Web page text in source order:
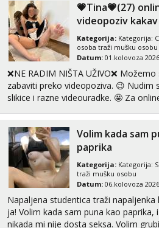
Vanesa
Čekam tvoj poziv!
Tel: 064/677-677 - Kod: #74
tel:0,93€ - mob:1,12€ min
Žana
Razgovaram :)
Tel:064/677-677- Kod: #135
Martina
Čekam tvoj poziv!
Tel: 064/677-677 - Kod: #110
tel:0,93€ - mob:1,12€ min
Čekam tvoj poziv!
💗Tina💗(27)
videopoziv
Kategorija: Kategorija:
osoba traži mušku osobu
Datum: 01.kolovoza
❌NE RADIM NIŠTA UŽIVO❌ Možemo se zajedno
zabaviti preko videopoziva. 😉 Nudim
slikice i razne videouradke. 🤩 Za
vidjeti na videopozivu. 😉 S
Volim kada sam
paprika
Kategorija: Kategorija:
traži mušku osobu
Datum: 06.kolovoza
Napaljena studentica traži napaljenka
ja! Volim kada sam puna kao paprika,
nikada mi nije dosta seksa. Volim